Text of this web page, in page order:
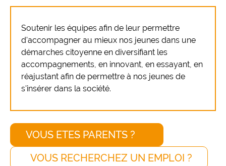
Soutenir les équipes afin de leur permettre
d'accompagner au mieux nos jeunes dans une
démarches citoyenne en diversifiant les
accompagnements, en innovant, en essayant, en
réajustant afin de permettre à nos jeunes de
s'insérer dans la société.
VOUS ETES PARENTS ?
VOUS RECHERCHEZ UN EMPLOI ?